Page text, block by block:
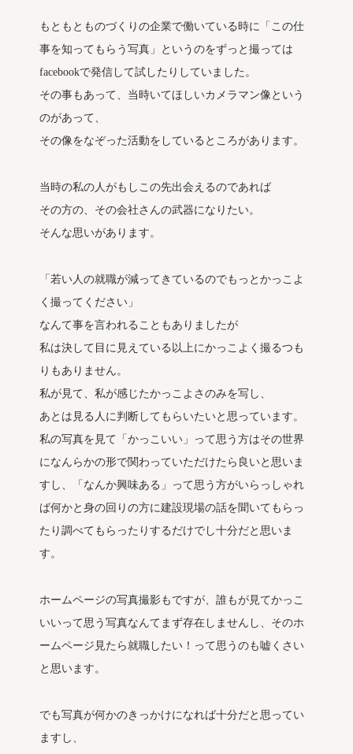
もともとものづくりの企業で働いている時に「この仕
事を知ってもらう写真」というのをずっと撮っては
facebookで発信して試したりしていました。
その事もあって、当時いてほしいカメラマン像という
のがあって、
その像をなぞった活動をしているところがあります。
当時の私の人がもしこの先出会えるのであれば
その方の、その会社さんの武器になりたい。
そんな思いがあります。
「若い人の就職が減ってきているのでもっとかっこよ
く撮ってください」
なんて事を言われることもありましたが
私は決して目に見えている以上にかっこよく撮るつも
りもありません。
私が見て、私が感じたかっこよさのみを写し、
あとは見る人に判断してもらいたいと思っています。
私の写真を見て「かっこいい」って思う方はその世界
になんらかの形で関わっていただけたら良いと思いま
すし、「なんか興味ある」って思う方がいらっしゃれ
ば何かと身の回りの方に建設現場の話を聞いてもらっ
たり調べてもらったりするだけでし十分だと思いま
す。
ホームページの写真撮影もですが、誰もが見てかっこ
いいって思う写真なんてまず存在しませんし、そのホ
ームページ見たら就職したい！って思うのも嘘くさい
と思います。
でも写真が何かのきっかけになれば十分だと思ってい
ますし、